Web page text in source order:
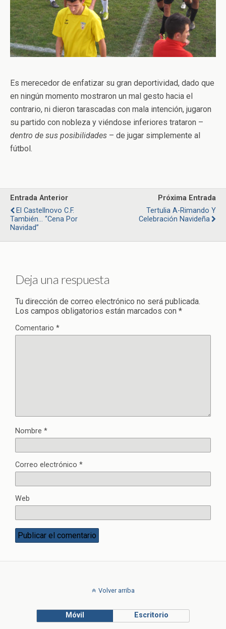
Es merecedor de enfatizar su gran deportividad, dado que
en ningún momento mostraron un mal gesto hacia el
contrario, ni dieron tarascadas con mala intención, jugaron
su partido con nobleza y viéndose inferiores trataron –
dentro de sus posibilidades – de jugar simplemente al
fútbol.
Entrada Anterior
El Castellnovo C.F.
También… “Cena Por
Navidad”
Próxima Entrada
Tertulia A-Rimando Y
Celebración Navideña
Deja una respuesta
Tu dirección de correo electrónico no será publicada.
Los campos obligatorios están marcados con *
Comentario *
Nombre *
Correo electrónico *
Web
Volver arriba
Móvil Escritorio